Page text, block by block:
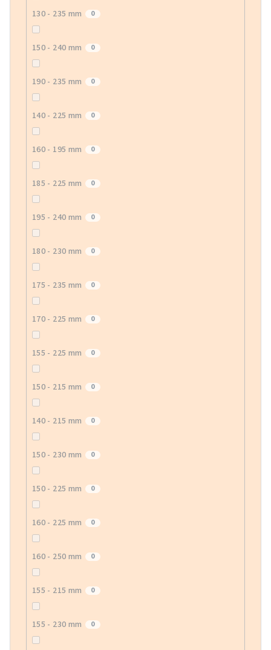
130 - 235 mm 0
150 - 240 mm 0
190 - 235 mm 0
140 - 225 mm 0
160 - 195 mm 0
185 - 225 mm 0
195 - 240 mm 0
180 - 230 mm 0
175 - 235 mm 0
170 - 225 mm 0
155 - 225 mm 0
150 - 215 mm 0
140 - 215 mm 0
150 - 230 mm 0
150 - 225 mm 0
160 - 225 mm 0
160 - 250 mm 0
155 - 215 mm 0
155 - 230 mm 0